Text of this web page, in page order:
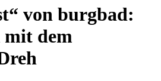
von burgbad:
mit dem